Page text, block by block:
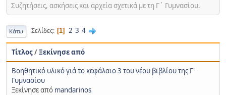
Συζητήσεις, ασκήσεις και αρχεία σχετικά με τη Γ΄ Γυμνασίου.
Κάτω Σελίδες 1 2 3 4
Τίτλος/Ξεκίνησε από
Βοηθητικό υλικό γιά το κεφάλαιο 3 του νέου βιβλίου της Γ'
Γυμνασίου
Ξεκίνησε από mandarinos